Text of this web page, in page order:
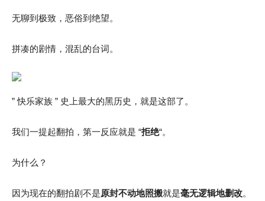
无聊到极致，恶俗到绝望。
拼凑的剧情，混乱的台词。
” 快乐家族 ” 史上最大的黑历史，就是这部了。
我们一提起翻拍，第一反应就是 “拒绝“。
为什么？
因为现在的翻拍剧不是原封不动地照搬就是毫无逻辑地删改。